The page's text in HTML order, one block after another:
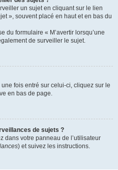
un sujet en cliquant sur le lien
», souvent placé en haut et en bas du
du formulaire « M’avertir lorsqu’une
de surveiller le sujet.
fois entré sur celui-ci, cliquez sur le
en bas de page.
de sujets ?
dans votre panneau de l’utilisateur
) et suivez les instructions.